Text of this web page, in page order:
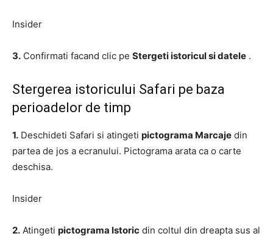
Insider
3. Confirmati facand clic pe Stergeti istoricul si datele .
Stergerea istoricului Safari pe baza
perioadelor de timp
1. Deschideti Safari si atingeti pictograma Marcaje din
partea de jos a ecranului. Pictograma arata ca o carte
deschisa.
Insider
2. Atingeti pictograma Istoric din coltul din dreapta sus al